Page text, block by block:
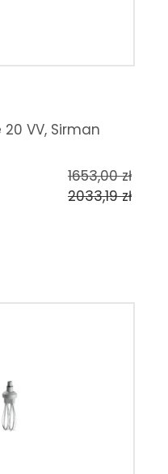
VV, Sirman
1653,00zł
2033,19zł